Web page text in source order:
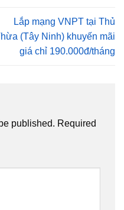
Lắp mạng VNPT tại Thủ
(Tây Ninh) khuyến mãi
giá chỉ 190.000đ/tháng
published. Required